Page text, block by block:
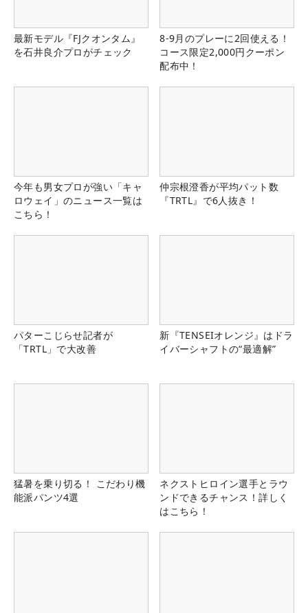
最新モデル『FJクオンタム』
を石井良介プロがチェック
8-9月のプレーに2回使える！
コース限定2,000円クーポン
配布中！
今年も男女プロが強い「キャ
ロウェイ」のニュース一覧は
こちら！
仲宗根澄香が平均パット数
『TRTL』で6人抜き！
パターこじらせ記者が
「TRTL」で大改善
新『TENSEIオレンジ』はドラ
イバーシャフトの“最適解”
猛暑を乗り切る！ こだわり機
能派パンツ4選
ネクストヒロイン選手とラウ
ンドできるチャンス！詳しく
はこちら！